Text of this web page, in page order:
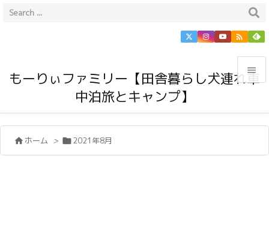
もーりぃファミリー【田舎暮らし犬連れ車
中泊旅とキャンプ】




 ホーム > 2021年8月